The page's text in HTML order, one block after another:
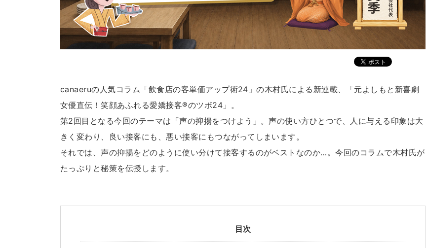
canaeruの人気コラム「飲食店の客単価アップ術24」の木村氏による新連載、「元よしもと新喜劇
女優直伝！笑顔あふれる愛嬌接客®のツボ24」。
第2回目となる今回のテーマは「声の抑揚をつけよう」。声の使い方ひとつで、人に与える印象は大
きく変わり、良い接客にも、悪い接客にもつながってしまいます。
それでは、声の抑揚をどのように使い分けて接客するのがベストなのか…。今回のコラムで木村氏が
たっぷりと秘策を伝授します。
目次